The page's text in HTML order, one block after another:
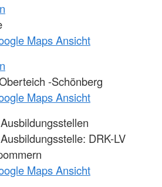
Maps Ansicht
-Schönberg
Maps Ansicht
DRK-LV
Maps Ansicht